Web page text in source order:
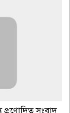
প্রণোদিত সংবাদ